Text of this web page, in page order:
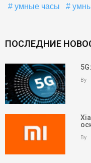
умные часы
ПОСЛЕДНИЕ
By
By